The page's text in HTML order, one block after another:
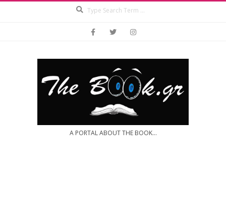
A PORTAL ABOUT THE BOOK...